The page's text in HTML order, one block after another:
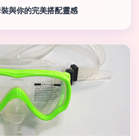
與你的完美搭配靈感